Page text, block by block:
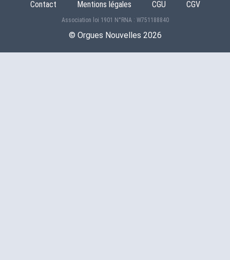
©️ Orgues Nouvelles 2026
Association loi 1901 N°RNA : W751188840
Contact Mentions légales CGU CGV